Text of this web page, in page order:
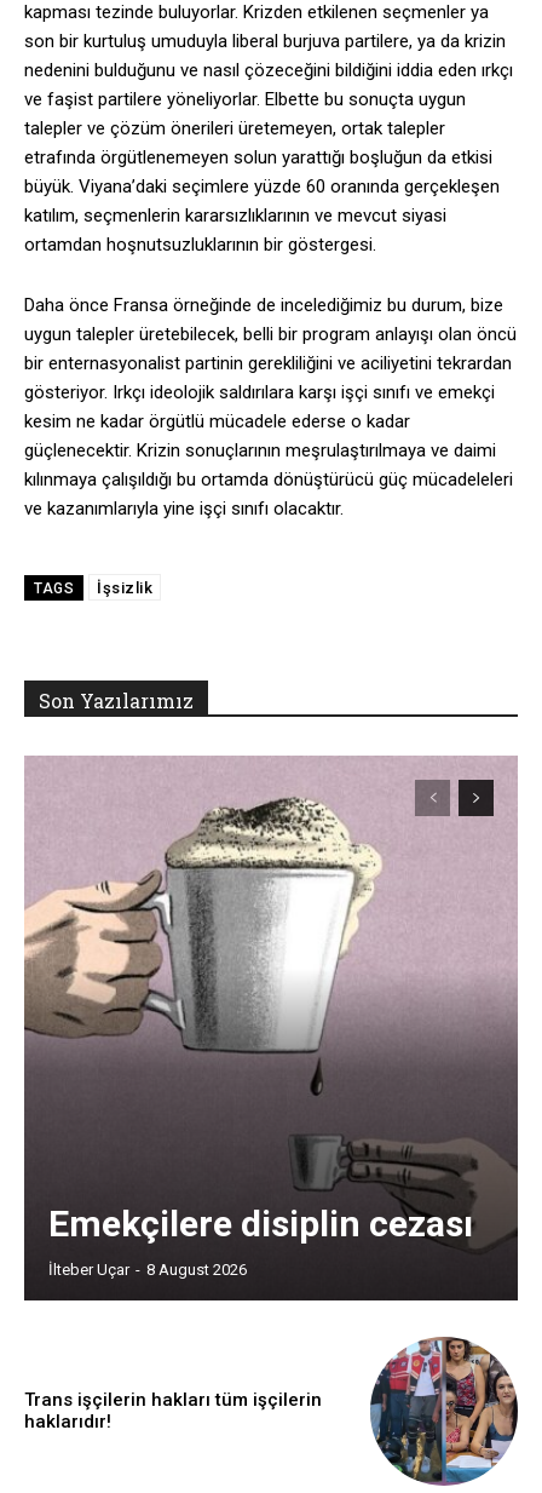
kapması tezinde buluyorlar. Krizden etkilenen seçmenler ya
son bir kurtuluş umuduyla liberal burjuva partilere, ya da krizin
nedenini bulduğunu ve nasıl çözeceğini bildiğini iddia eden ırkçı
ve faşist partilere yöneliyorlar. Elbette bu sonuçta uygun
talepler ve çözüm önerileri üretemeyen, ortak talepler
etrafında örgütlenemeyen solun yarattığı boşluğun da etkisi
büyük. Viyana’daki seçimlere yüzde 60 oranında gerçekleşen
katılım, seçmenlerin kararsızlıklarının ve mevcut siyasi
ortamdan hoşnutsuzluklarının bir göstergesi.
Daha önce Fransa örneğinde de incelediğimiz bu durum, bize
uygun talepler üretebilecek, belli bir program anlayışı olan öncü
bir enternasyonalist partinin gerekliliğini ve aciliyetini tekrardan
gösteriyor. Irkçı ideolojik saldırılara karşı işçi sınıfı ve emekçi
kesim ne kadar örgütlü mücadele ederse o kadar
güçlenecektir. Krizin sonuçlarının meşrulaştırılmaya ve daimi
kılınmaya çalışıldığı bu ortamda dönüştürücü güç mücadeleleri
ve kazanımlarıyla yine işçi sınıfı olacaktır.
TAGS İşsizlik
Son Yazılarımız
Emekçilere disiplin cezası
İlteber Uçar - 8 August 2026
Trans işçilerin hakları tüm işçilerin
haklarıdır!